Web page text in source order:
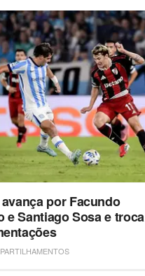
por Facundo
e Santiago Sosa e troca